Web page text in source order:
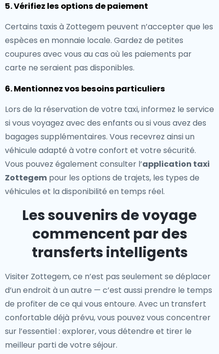
5. Vérifiez les options de paiement
Certains taxis à Zottegem peuvent n’accepter que les
espèces en monnaie locale. Gardez de petites
coupures avec vous au cas où les paiements par
carte ne seraient pas disponibles.
6. Mentionnez vos besoins particuliers
Lors de la réservation de votre taxi, informez le service
si vous voyagez avec des enfants ou si vous avez des
bagages supplémentaires. Vous recevrez ainsi un
véhicule adapté à votre confort et votre sécurité.
Vous pouvez également consulter l’application taxi
Zottegem pour les options de trajets, les types de
véhicules et la disponibilité en temps réel.
Les souvenirs de voyage
commencent par des
transferts intelligents
Visiter Zottegem, ce n’est pas seulement se déplacer
d’un endroit à un autre — c’est aussi prendre le temps
de profiter de ce qui vous entoure. Avec un transfert
confortable déjà prévu, vous pouvez vous concentrer
sur l’essentiel : explorer, vous détendre et tirer le
meilleur parti de votre séjour.